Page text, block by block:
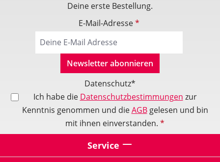
Deine erste Bestellung.
E-Mail-Adresse*
Newsletter abonnieren
Datenschutz*
Ich habe die Datenschutzbestimmungen zur
Kenntnis genommen und dieAGBgelesen und bin
mit ihnen einverstanden. *
Service